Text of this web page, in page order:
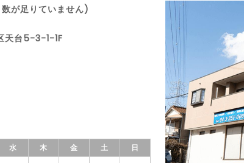
が足りていません)
天台5-3-1-1F
水 木 金 土
日